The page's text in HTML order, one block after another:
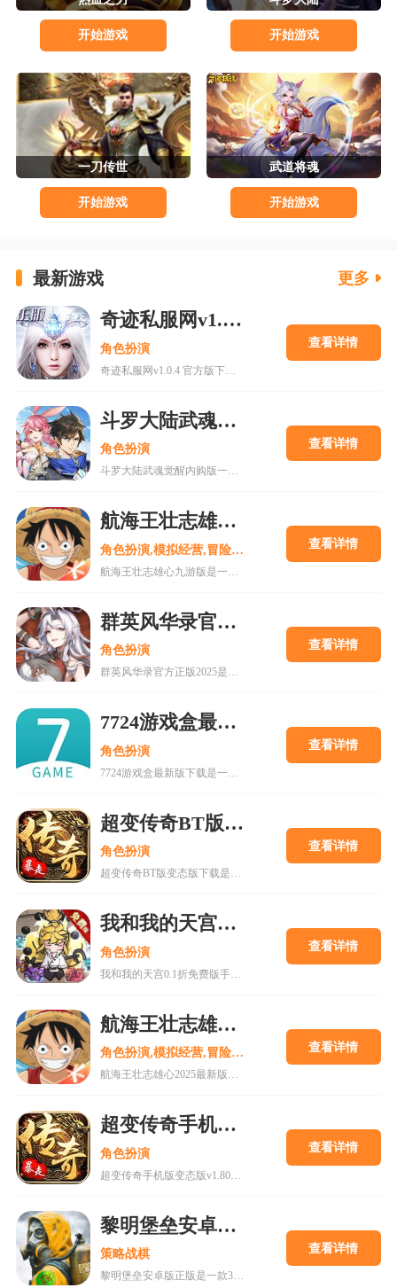
开始游戏 开始游戏
一刀传世
开始游戏
武道将魂
开始游戏
最新游戏 更多
奇迹私服网v1.0.4 官方版下载
角色扮演
奇迹私服网v1.0.4 官方版下载是一款经典魔幻系列RPG大型多人在线动作手游，MU世界观强势来袭重现纷争四起的奇迹大陆，五大王国作为勇者诞生的背景屹立在不同的区域。多种族设定让职业选择更加丰富，各有千秋的天赋能力会在战斗中大放异彩，无论是狩猎邪恶势力又或者是征讨对手都有着举足轻重的作用，马上加入一展雄心壮志。
查看详情
斗罗大陆武魂觉醒内购版
角色扮演
斗罗大陆武魂觉醒内购版一款最新公测的玄幻修仙手游，经典IP改编，游戏高度还原人物剧情，上线就送礼包，魂器魂环应有尽有，等级越高福利越多，收集角色搭配阵容，自动匹配真人玩家。18183手游网为您提供斗罗大陆武魂觉醒内购版下载。
查看详情
航海王壮志雄心九游版
角色扮演,模拟经营,冒险解谜
航海王壮志雄心九游版是一款腾讯魔方工作室制作的海贼王正版格斗手游，游戏玩法类似火影忍者手游，玩家可以在游戏中召集你喜欢的海贼王角色一起冒险，组建属于你的最强海贼团。游戏还原原作剧情故事，丰富的主线故事流程，再一次和草帽一伙踏上伟大航道。喜欢的快来18183下载吧~
查看详情
群英风华录官方正版2025
角色扮演
群英风华录官方正版2025是一款集策略、养成与冒险于一体的国风卡牌游戏，以三国背景为题材，玩家将在历史的洪流中书写属于自己的传奇篇章，通过招募群英，征战四方称霸天下。喜欢的快来18183下载吧~
查看详情
7724游戏盒最新版下载
角色扮演
7724游戏盒最新版下载是一款h5游戏盒子,使用该软件用户可以随意体验各种网页游戏,海量在线游戏资源,无需下载,无需pc即可游玩,更有上千款热门破解游戏可以在线畅玩.感兴趣的朋友可以来下载。
查看详情
超变传奇BT版变态版下载
角色扮演
超变传奇BT版变态版下载是一款以PK为主的大型即时战斗游戏。经典复古的传奇游戏,轻松挂机,高度自由的开放性规则设定等你来解锁!
查看详情
我和我的天宫0.1折免费版手游
角色扮演
我和我的天宫0.1折免费版手游是一款古风仙侠玩家扮演类手游。游戏内所有充值皆为0.1折，更有7日登录豪礼，累计登录豪礼，开服庆典等免费白嫖活动。
查看详情
航海王壮志雄心2025最新版
角色扮演,模拟经营,冒险解谜
航海王壮志雄心2025最新版是一款以全新的航海王游戏过程打造独特的互动式冒险，更高品质的剧情和还原动漫角色的旅途在这里为你呈现。喜欢的小伙伴还在等什么呢?快来18183下载这款游戏吧~
查看详情
超变传奇手机版变态版v1.80下载
角色扮演
超变传奇手机版变态版v1.80下载是一款十分厉害的传奇游戏，vip66vip77vip888续写传奇传承经典上线即送VIP11，海量福利等你体验，现在下载体验，上线就能高人一等!
查看详情
黎明堡垒安卓版正版
策略战棋
黎明堡垒安卓版正版是一款3D地堡模拟生存手游，在这将会带玩家身临其境的体验到末日废土场景，再配上真实的废土画面与生动的细节，让你更加能亲身感受末日生存的艰辛。游戏中玩家将是一名指挥官，需要带领大家在末日的废墟中探索获取资源、建设地下避难所、收集物资、营救幸存者、防范敌人。喜欢的快来18183下载吧~
查看详情